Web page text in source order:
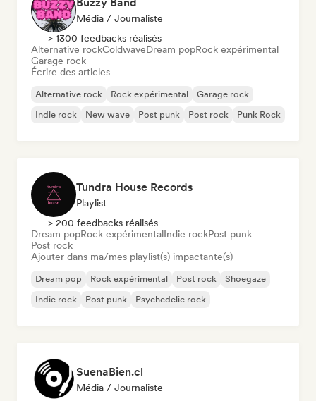
Média / Journaliste
> 1300 feedbacks réalisés
Alternative rockColdwaveDream popRock expérimental
Garage rock
Écrire des articles
Alternative rock Rock expérimental
Garage rock
Indie rock
New wave Post punk Post rock Punk Rock
Tundra House Records
Playlist
> 200 feedbacks réalisés
Dream popRock expérimentalIndie rockPost punk
Post rock
Ajouter dans ma/mes playlist(s) impactante(s)
Dream pop Rock expérimental Post rock
Shoegaze
Indie rock
Post punk Psychedelic rock
SuenaBien.cl
Média / Journaliste